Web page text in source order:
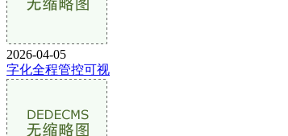
2026-04-05
字化全程管控可视